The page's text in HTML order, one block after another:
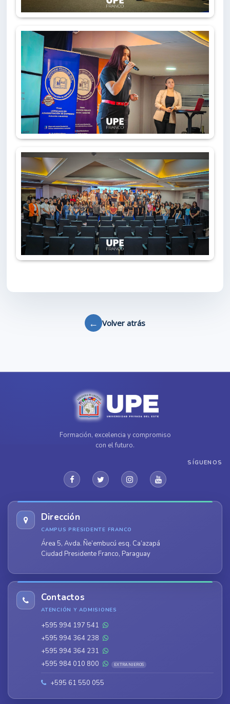
← Volver atrás
Formación, excelencia y compromiso
con el futuro.
SÍGUENOS
Dirección
CAMPUS PRESIDENTE FRANCO
Área 5, Avda. Ñe’embucú esq. Ca’azapá
Ciudad Presidente Franco, Paraguay
Contactos
ATENCIÓN Y ADMISIONES
+595 994 197 541
+595 994 364 238
+595 994 364 231
+595 984 010 800
EXTRANJEROS
+595 61 550 055